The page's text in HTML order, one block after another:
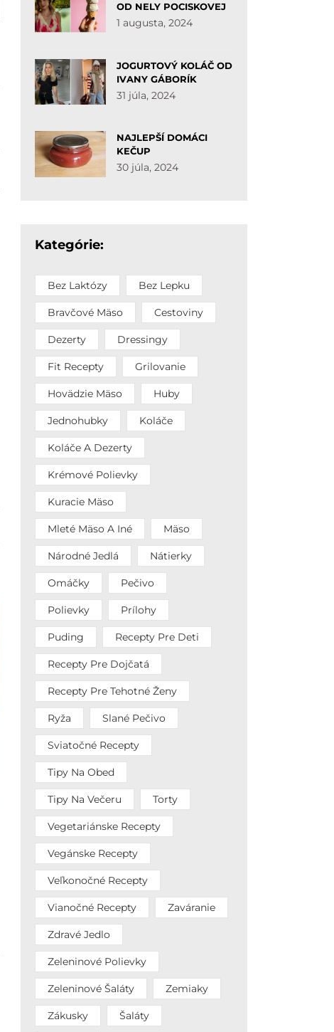
OD NELY POCISKOVEJ
1 augusta, 2024
JOGURTOVÝ KOLÁČ OD
IVANY GÁBORÍK
31 júla, 2024
NAJLEPŠÍ DOMÁCI
KEČUP
30 júla, 2024
Kategórie:
Bez Laktózy Bez Lepku
Bravčové Mäso Cestoviny
Dezerty Dressingy
Fit Recepty Grilovanie
Hovädzie Mäso Huby
Jednohubky Koláče
Koláče A Dezerty
Krémové Polievky
Kuracie Mäso
Mleté Mäso A Iné Mäso
Národné Jedlá Nátierky
Omáčky Pečivo
Polievky Prílohy
Puding Recepty Pre Deti
Recepty Pre Dojčatá
Recepty Pre Tehotné Ženy
Ryža Slané Pečivo
Sviatočné Recepty
Tipy Na Obed
Tipy Na Večeru Torty
Vegetariánske Recepty
Vegánske Recepty
Veľkonočné Recepty
Vianočné Recepty Zaváranie
Zdravé Jedlo
Zeleninové Polievky
Zeleninové Šaláty Zemiaky
Zákusky Šaláty